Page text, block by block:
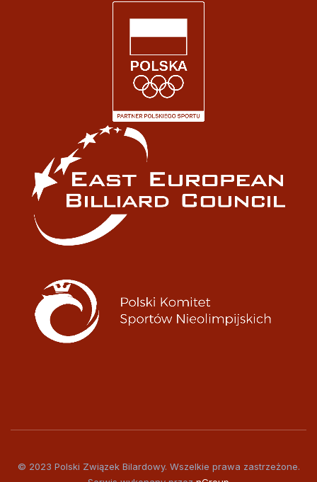
© 2023 Polski Związek Bilardowy. Wszelkie prawa zastrzeżone.